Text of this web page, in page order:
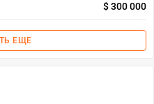
$ 300 000
ЕЩЕ